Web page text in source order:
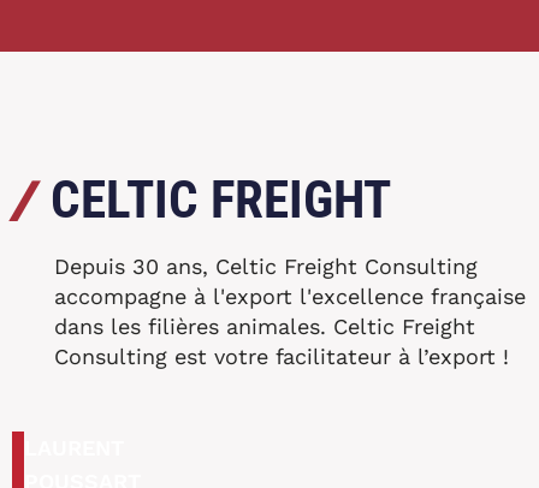
/ CELTIC FREIGHT
Depuis 30 ans, Celtic Freight Consulting
accompagne à l'export l'excellence française
dans les filières animales. Celtic Freight
Consulting est votre facilitateur à l’export !